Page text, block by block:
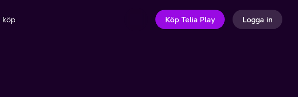
köp Köp Telia Play Logga in